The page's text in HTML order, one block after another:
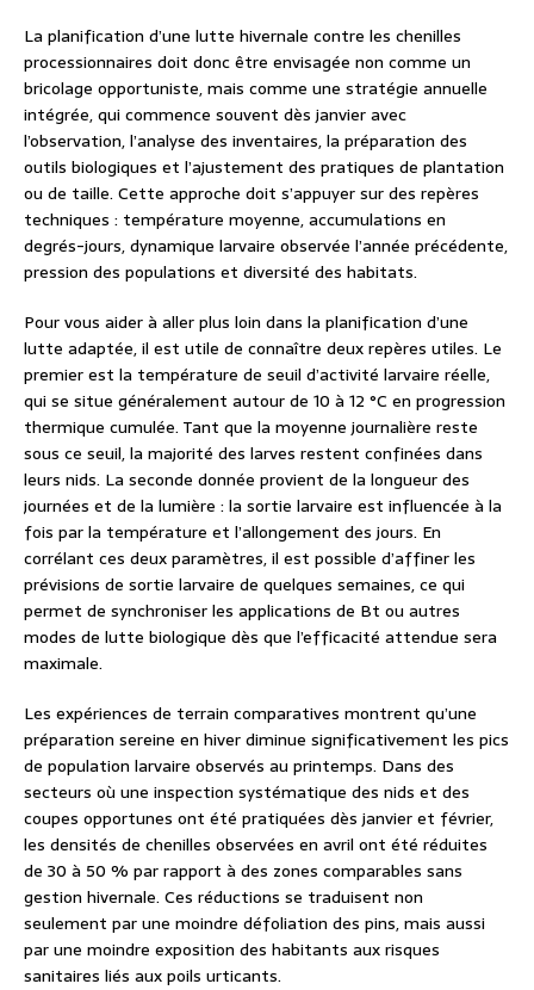
La planification d’une lutte hivernale contre les chenilles
processionnaires doit donc être envisagée non comme un
bricolage opportuniste, mais comme une stratégie annuelle
intégrée, qui commence souvent dès janvier avec
l’observation, l’analyse des inventaires, la préparation des
outils biologiques et l’ajustement des pratiques de plantation
ou de taille. Cette approche doit s’appuyer sur des repères
techniques : température moyenne, accumulations en
degrés-jours, dynamique larvaire observée l’année précédente,
pression des populations et diversité des habitats.
Pour vous aider à aller plus loin dans la planification d’une
lutte adaptée, il est utile de connaître deux repères utiles. Le
premier est la température de seuil d’activité larvaire réelle,
qui se situe généralement autour de 10 à 12 °C en progression
thermique cumulée. Tant que la moyenne journalière reste
sous ce seuil, la majorité des larves restent confinées dans
leurs nids. La seconde donnée provient de la longueur des
journées et de la lumière : la sortie larvaire est influencée à la
fois par la température et l’allongement des jours. En
corrélant ces deux paramètres, il est possible d’affiner les
prévisions de sortie larvaire de quelques semaines, ce qui
permet de synchroniser les applications de Bt ou autres
modes de lutte biologique dès que l’efficacité attendue sera
maximale.
Les expériences de terrain comparatives montrent qu’une
préparation sereine en hiver diminue significativement les pics
de population larvaire observés au printemps. Dans des
secteurs où une inspection systématique des nids et des
coupes opportunes ont été pratiquées dès janvier et février,
les densités de chenilles observées en avril ont été réduites
de 30 à 50 % par rapport à des zones comparables sans
gestion hivernale. Ces réductions se traduisent non
seulement par une moindre défoliation des pins, mais aussi
par une moindre exposition des habitants aux risques
sanitaires liés aux poils urticants.